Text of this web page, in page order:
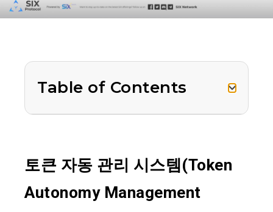
Table of Contents
토큰 자동 관리 시스템(Token
Autonomy Management